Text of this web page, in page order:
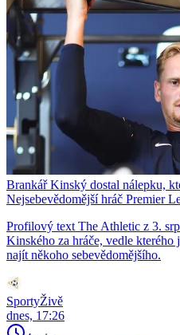
Brankář Kinský dostal nálepku,
Nejsebevědomější hráč Premier
Profilový text The Athletic z 3.
Kinského za hráče, vedle kterého
najít někoho sebevědomějšího.
SportyŽivě
dnes, 17:26